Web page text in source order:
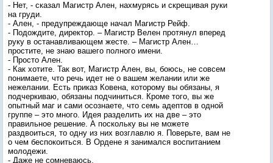
- Нет, - сказал Магистр Ален, нахмурясь и скрещивая руки
на груди.
- Ален, - предупреждающе начал Магистр Рейф.
- Подождите, директор. – Магистр Велен протянул вперед
руку в останавливающем жесте. – Магистр Ален…
простите, не знаю вашего полного имени.
- Просто Ален.
- Как хотите. Так вот, Магистр Ален, вы, боюсь, не совсем
понимаете, что речь идет не о вашем желании или же
нежелании. Есть приказ Ковена, которому вы обязаны, я
подчеркиваю, обязаны подчиниться. Кроме того, вы же
опытный маг и сами осознаете, что семь адептов в одной
группе – это много. Идея разделить их на две – это
правильное решение. А поскольку вы не можете
раздвоиться, то одну из них возглавлю я. Поверьте, вам не
о чем беспокоиться. В Ордене я занимался воспитанием
молодежи.
- Даже не сомневаюсь.